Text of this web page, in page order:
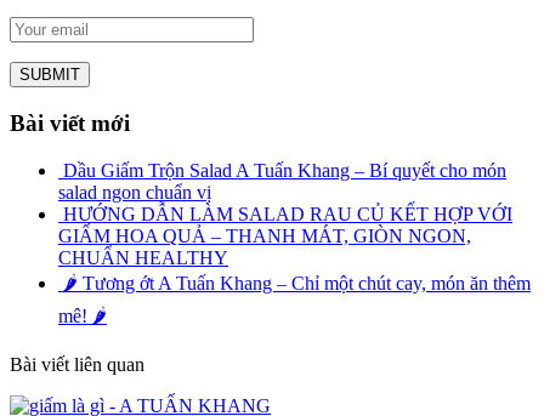
Bài viết mới
Dầu Giấm Trộn Salad A Tuấn Khang – Bí quyết cho món
salad ngon chuẩn vị
HƯỚNG DẪN LÀM SALAD RAU CỦ KẾT HỢP VỚI
GIẤM HOA QUẢ – THANH MÁT, GIÒN NGON,
CHUẨN HEALTHY
🌶️ Tương ớt A Tuấn Khang – Chỉ một chút cay, món ăn thêm
mê! 🌶️
Bài viết liên quan